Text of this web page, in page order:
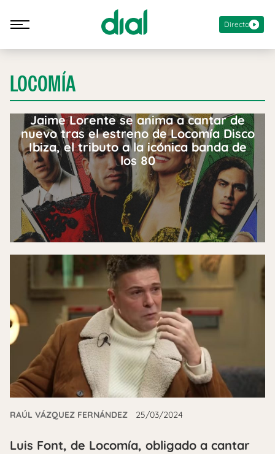
Directo
LOCOMÍA
Jaime Lorente se anima a cantar de
nuevo tras el estreno de Locomía Disco
Ibiza, el tributo a la icónica banda de
los 80
RAÚL VÁZQUEZ FERNÁNDEZ 25/03/2024
Luis Font, de Locomía, obligado a cantar